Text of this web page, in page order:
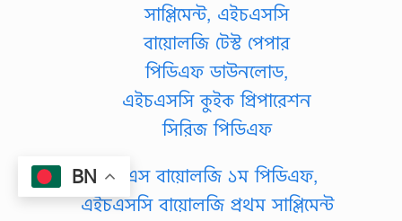
কিউপিএস বায়োলজি ১ম পিডিএফ,
এইচএসসি বায়োলজি প্রথম সাপ্লিমেন্ট
BN